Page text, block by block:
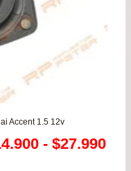
Accent 1.5 12v
- $27.990